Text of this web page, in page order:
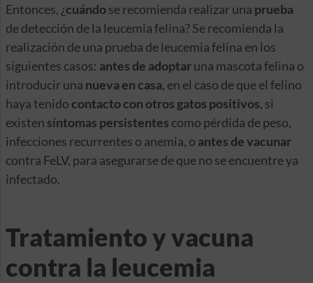
Entonces, ¿cuándose recomienda realizar una prueba
de detección de la leucemia felina? Se recomienda la
realización de una prueba de leucemia felina en los
siguientes casos: antes de adoptaruna mascota felina o
introducir una nueva en casa, en el caso de que el felino
haya tenido contacto con otros gatos positivos, si
existen síntomas persistentes como pérdida de peso,
infecciones recurrentes o anemia, o antes de vacunar
contra FeLV, para asegurarse de que no se encuentre ya
infectado.
Tratamiento y vacuna
contra la leucemia